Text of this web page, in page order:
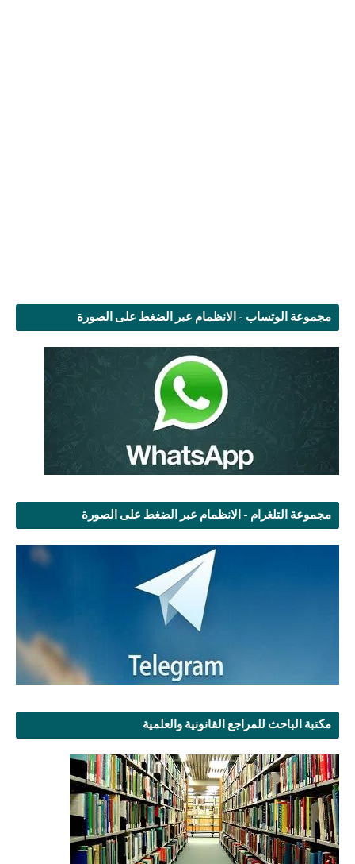
مجموعة الوتساب - الانظمام عبر الضغط على الصورة
مجموعة التلغرام - الانظمام عبر الضغط على الصورة
مكتبة الباحث للمراجع القانونية والعلمية